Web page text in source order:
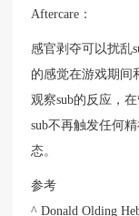
​Aftercare：
感官剥夺可以扰乱
的感觉在游戏期间
观察sub的反应，
sub不再触发任何
态。
参考
^ Donald Olding